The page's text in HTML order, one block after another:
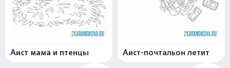
Аист мама и птенцы Аист-почтальон летит